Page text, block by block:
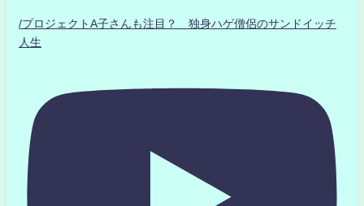
/プロジェクトA子さんも注目？ 独身ハゲ僧侶のサンドイッチ
人生